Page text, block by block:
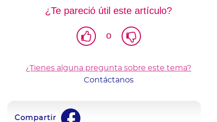
¿Te pareció útil este artículo?
o
¿Tienes alguna pregunta sobre este tema?
Contáctanos
Compartir